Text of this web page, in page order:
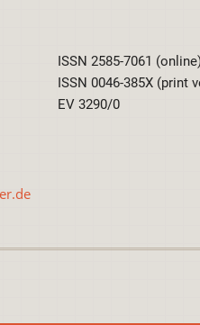
ISSN 2585-7061
ISSN 0046-385X (print
EV 3290/0